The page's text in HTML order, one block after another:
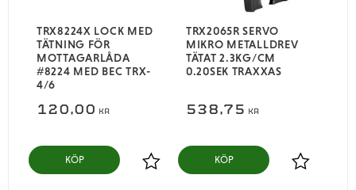
TRX8224X LOCK MED
TÄTNING FÖR
MOTTAGARLÅDA
#8224 MED BEC TRX-
4/6
120,00 KR
Lägg till i favoriter
KÖP
TRX2065R SERVO
MIKRO METALLDREV
TÄTAT 2.3KG/CM
0.20SEK TRAXXAS
538,75 KR
Lägg till i
KÖP